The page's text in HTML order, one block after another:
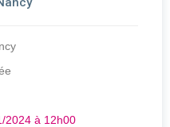
2024 à 12h00